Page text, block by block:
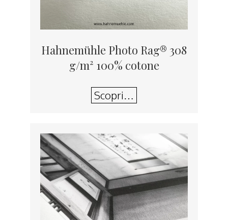
Hahnemühle Photo Rag® 308
g/m² 100% cotone
Scopri…